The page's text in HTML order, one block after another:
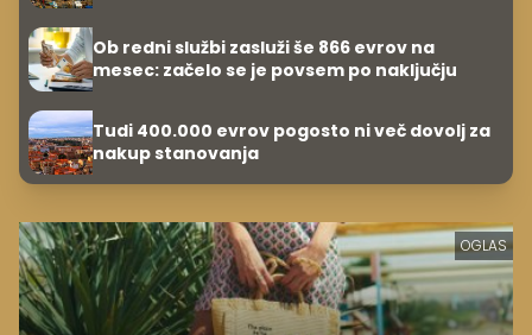
Ob redni službi zasluži še 866 evrov na
mesec: začelo se je povsem po naključju
Tudi 400.000 evrov pogosto ni več dovolj za
nakup stanovanja
OGLAS